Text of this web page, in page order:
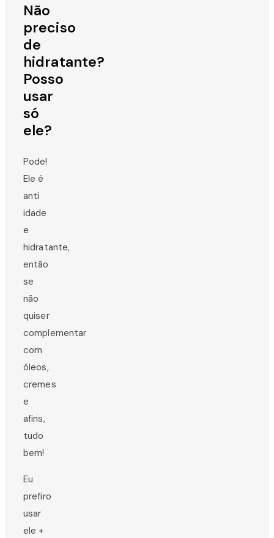
Não
preciso
de
hidratante?
Posso
usar
só
ele?
Pode!
Ele é
anti
idade
e
hidratante,
então
se
não
quiser
complementar
com
óleos,
cremes
e
afins,
tudo
bem!
Eu
prefiro
usar
ele +